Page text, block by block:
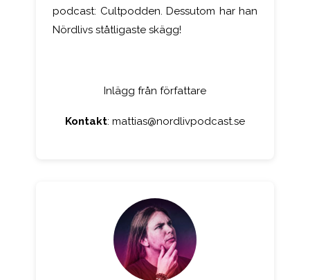
podcast: Cultpodden. Dessutom har han
Nördlivs ståtligaste skägg!
Inlägg från författare
Kontakt: mattias@nordlivpodcast.se